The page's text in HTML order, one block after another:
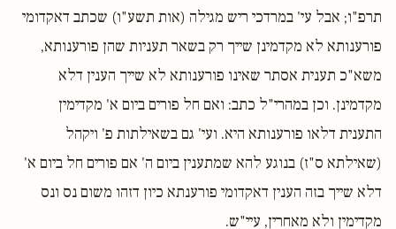
תרפ"ו; אבל עי' במרדכי ריש מגילה (אות תשע"ו) שכתב דאקדומי
פורענותא לא מקדמינן שייך רק בשאר תעניות שהן פורענותא,
משא"כ תענית אסתר שאינו פורענותא לא שייך הענין דלא
מקדמינן. וכן במהרי"ל כתב: ואם חל פורים ביום א' מקדימין
התענית דלאו פורענותא היא. ועי' גם בשאילתות פ' ויקהל
(שאילתא ס"ז) בנוגע להא שמתענין ביום ה' אם פורים חל ביום א'
דלא שייך בזה הענין דאקדומי פורענתא כיון דזהו משום נס ונס
מקדימין ולא מאחרין, עיי"ש.